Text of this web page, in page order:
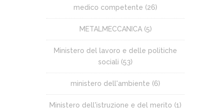
medico competente (26)
METALMECCANICA(5)
Ministero del lavoro e delle politiche
sociali (53)
ministero dell'ambiente (6)
Ministero dell'istruzione e del merito (1)